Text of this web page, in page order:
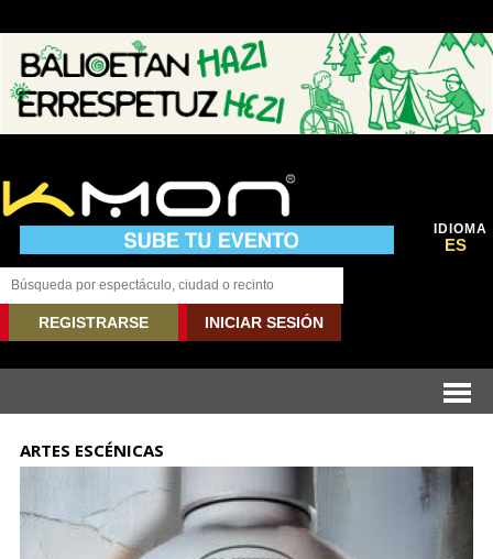
IDIOMA
ES
REGISTRARSE INICIAR SESIÓN
ARTES ESCÉNICAS